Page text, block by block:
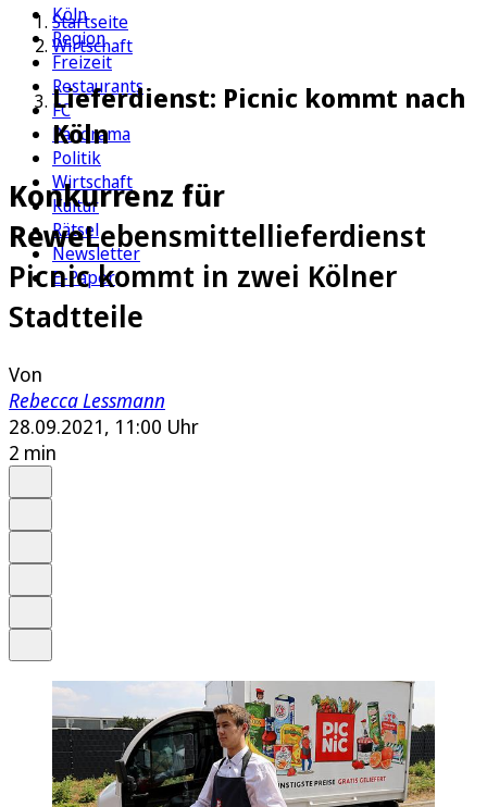
Köln
Region
Freizeit
Restaurants
FC
Panorama
Politik
Wirtschaft
Kultur
Rätsel
Newsletter
E-Paper
Startseite
Wirtschaft
Lieferdienst: Picnic kommt nach
Köln
Konkurrenz für
ReweLebensmittellieferdienst
Picnic kommt in zwei Kölner
Stadtteile
Von
Rebecca Lessmann
28.09.2021, 11:00 Uhr
2 min